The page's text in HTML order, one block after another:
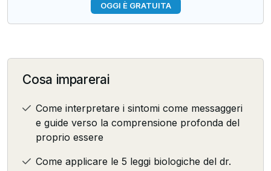
OGGI È GRATUITA
Cosa imparerai
Come interpretare i sintomi come messaggeri
e guide verso la comprensione profonda del
proprio essere
Come applicare le 5 leggi biologiche del dr.